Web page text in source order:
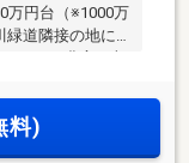
万円台（※1000万
緑道隣接の地に
た駅前の街並
料)